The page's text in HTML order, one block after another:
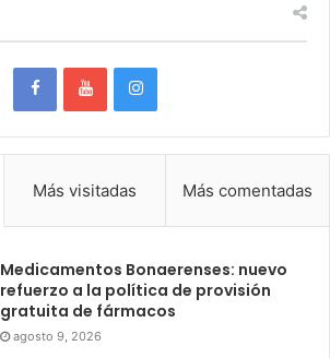
Más visitadas Más comentadas
Medicamentos Bonaerenses: nuevo
refuerzo a la política de provisión
gratuita de fármacos
agosto 9, 2026